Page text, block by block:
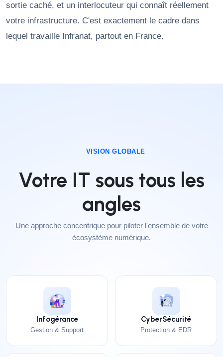
sortie caché, et un interlocuteur qui connaît réellement
votre infrastructure. C'est exactement le cadre dans
lequel travaille Infranat, partout en France.
VISION GLOBALE
Votre IT sous tous les
angles
Une approche concentrique pour piloter l'ensemble de votre
écosystème numérique.
Infogérance
Gestion & Support
CyberSécurité
Protection & EDR